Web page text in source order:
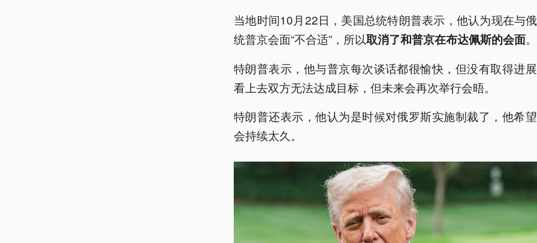
当地时间10月22日，美国总统特朗普表示，他认为现在与
统普京会面“不合适”，所以取消了和普京在布达佩斯的会面。
特朗普表示，他与普京每次谈话都很愉快，但没有取得进
看上去双方无法达成目标，但未来会再次举行会晤。
特朗普还表示，他认为是时候对俄罗斯实施制裁了，他希
会持续太久。